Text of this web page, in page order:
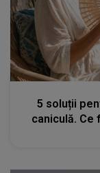
5 soluții
caniculă. Ce